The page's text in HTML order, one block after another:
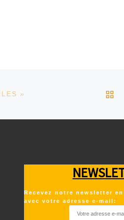
»
Recevez notre newsletter
avec votre adresse e-mail: